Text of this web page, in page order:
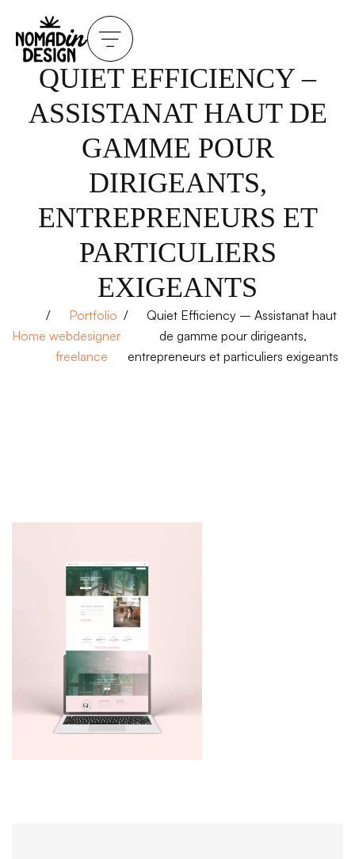
QUIET EFFICIENCY –
ASSISTANAT HAUT DE
GAMME POUR
DIRIGEANTS,
ENTREPRENEURS ET
PARTICULIERS
EXIGEANTS
Home
Portfolio
webdesigner
freelance
Quiet Efficiency – Assistanat haut
de gamme pour dirigeants,
entrepreneurs et particuliers exigeants